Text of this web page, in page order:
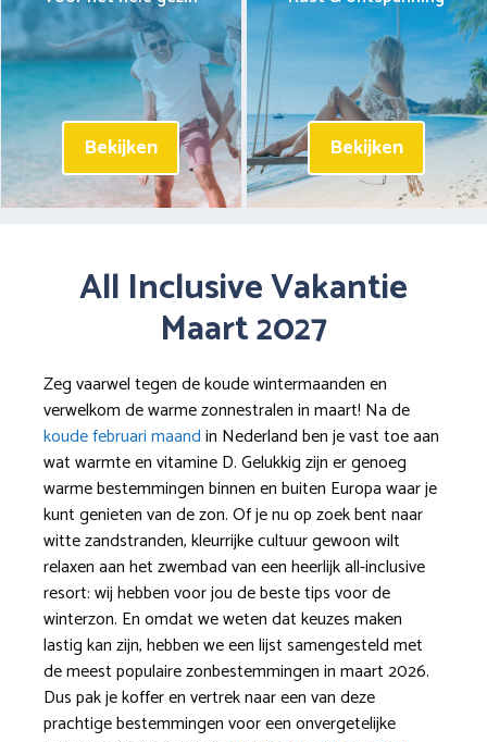
Bekijken Bekijken
All Inclusive Vakantie
Maart 2027
Zeg vaarwel tegen de koude wintermaanden en
verwelkom de warme zonnestralen in maart! Na de
koude februari maandin Nederland ben je vast toe aan
wat warmte en vitamine D. Gelukkig zijn er genoeg
warme bestemmingen binnen en buiten Europa waar je
kunt genieten van de zon. Of je nu op zoek bent naar
witte zandstranden, kleurrijke cultuur gewoon wilt
relaxen aan het zwembad van een heerlijk all-inclusive
resort: wij hebben voor jou de beste tips voor de
winterzon. En omdat we weten dat keuzes maken
lastig kan zijn, hebben we een lijst samengesteld met
de meest populaire zonbestemmingen in maart 2026.
Dus pak je koffer en vertrek naar een van deze
prachtige bestemmingen voor een onvergetelijke